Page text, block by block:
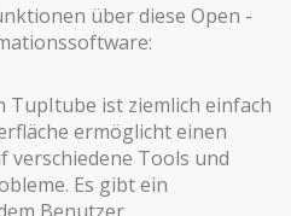
über diese Open -
TupItube ist ziemlich einfach
ermöglicht einen
verschiedene Tools und
Es gibt ein